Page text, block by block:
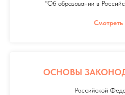
"Об образовании в
Смотреть
ОСНОВЫ
Российской